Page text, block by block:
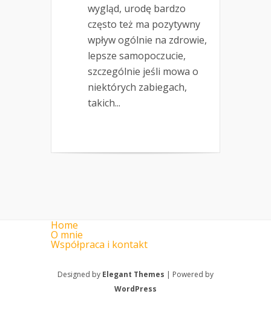
wygląd, urodę bardzo
często też ma pozytywny
wpływ ogólnie na zdrowie,
lepsze samopoczucie,
szczególnie jeśli mowa o
niektórych zabiegach,
takich...
Home
O mnie
Współpraca i kontakt
Designed by Elegant Themes | Powered by
WordPress